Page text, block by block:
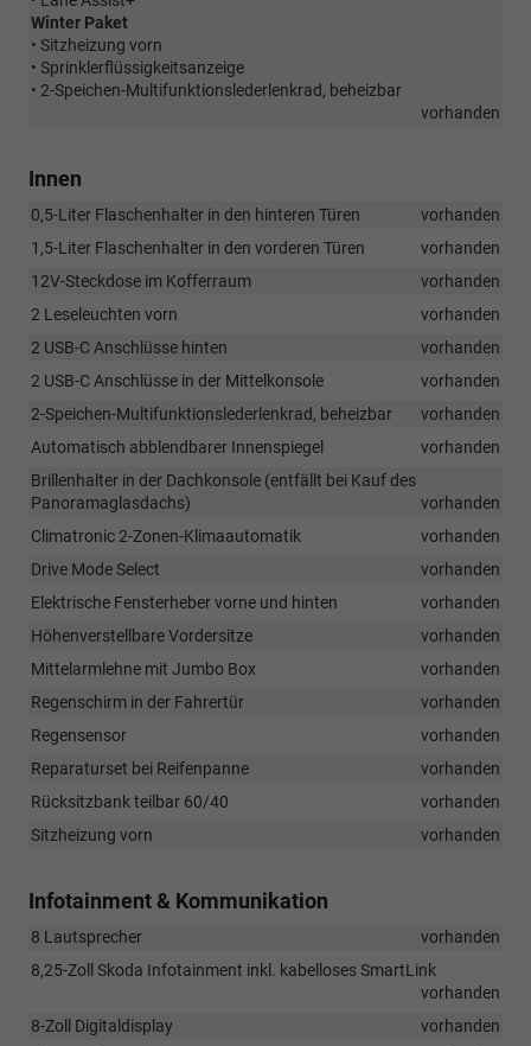
Winter Paket
• Sitzheizung vorn
• Sprinklerflüssigkeitsanzeige
• 2-Speichen-Multifunktionslederlenkrad, beheizbar
vorhanden
Innen
0,5-Liter Flaschenhalter in den hinteren Türen
vorhanden
1,5-Liter Flaschenhalter in den vorderen Türen
vorhanden
12V-Steckdose im Kofferraum
vorhanden
2 Leseleuchten vorn
vorhanden
2 USB-C Anschlüsse hinten
vorhanden
2 USB-C Anschlüsse in der Mittelkonsole
vorhanden
2-Speichen-Multifunktionslederlenkrad, beheizbar
vorhanden
Automatisch abblendbarer Innenspiegel
vorhanden
Brillenhalter in der Dachkonsole (entfällt bei Kauf des
Panoramaglasdachs)
vorhanden
Climatronic 2-Zonen-Klimaautomatik
vorhanden
Drive Mode Select
vorhanden
Elektrische Fensterheber vorne und hinten
vorhanden
Höhenverstellbare Vordersitze
vorhanden
Mittelarmlehne mit Jumbo Box
vorhanden
Regenschirm in der Fahrertür
vorhanden
Regensensor
vorhanden
Reparaturset bei Reifenpanne
vorhanden
Rücksitzbank teilbar 60/40
vorhanden
Sitzheizung vorn
vorhanden
Infotainment & Kommunikation
8 Lautsprecher
vorhanden
8,25-Zoll Skoda Infotainment inkl. kabelloses SmartLink
vorhanden
8-Zoll Digitaldisplay
vorhanden